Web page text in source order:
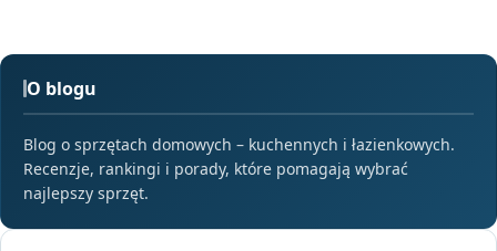
O blogu
Blog o sprzętach domowych – kuchennych i łazienkowych.
Recenzje, rankingi i porady, które pomagają wybrać
najlepszy sprzęt.